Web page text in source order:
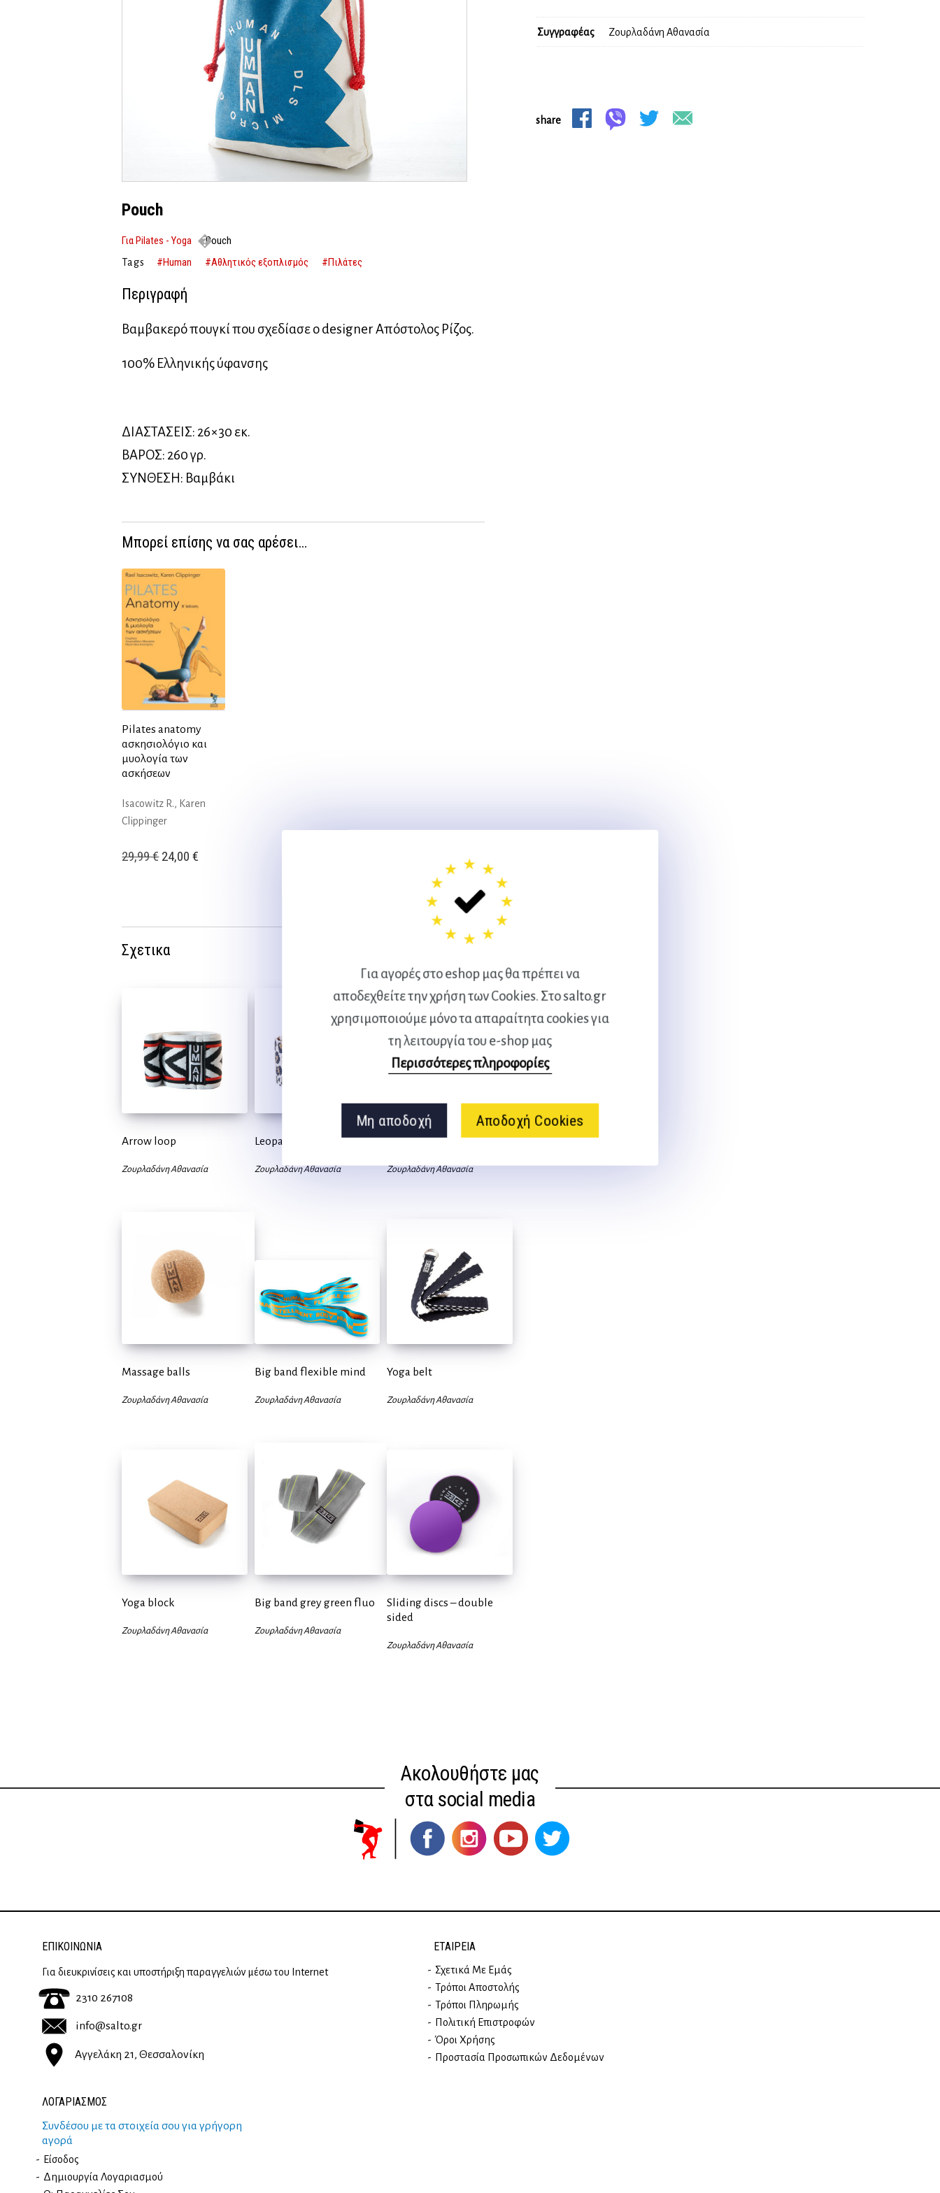
Για αγορές στο eshop μας θα πρέπει να
αποδεχθείτε την χρήση των Cookies. Στο salto.gr
χρησιμοποιούμε μόνο τα απαραίτητα cookies για
τη λειτουργία του e-shop μας
Περισσότερες πληροφορίες
Μη αποδοχή Αποδοχή Cookies
Συγγραφέας Ζουρλαδάνη Αθανασία
share
Pouch
Για Pilates - Yoga Pouch
Tags #Human #Αθλητικός εξοπλισμός #Πιλάτες
Περιγραφή
Βαμβακερό πουγκί που σχεδίασε ο designer Απόστολος Ρίζος.
100% Ελληνικής ύφανσης
ΔΙΑΣΤΑΣΕΙΣ: 26×30 εκ.
ΒΑΡΟΣ: 260 γρ.
ΣΥΝΘΕΣΗ: Bαμβάκι
Μπορεί επίσης να σας αρέσει…
Pilates anatomy
ασκησιολόγιο και
μυολογία των
ασκήσεων
Isacowitz R., Karen
Clippinger
29,99€Original
24,00€
Σχετικα
Arrow loop
Ζουρλαδάνη Αθανασία
Leopard loop
Ζουρλαδάνη Αθανασία
Yellow loop
Ζουρλαδάνη Αθανασία
Massage balls
Ζουρλαδάνη Αθανασία
Big band flexible mind
Ζουρλαδάνη Αθανασία
Yoga belt
Ζουρλαδάνη Αθανασία
Yoga block
Ζουρλαδάνη Αθανασία
Big band grey green fluo
Ζουρλαδάνη Αθανασία
Sliding discs – double
sided
Ζουρλαδάνη Αθανασία
Ακολουθήστε μας
στα social media
ΕΠΙΚΟΙΝΩΝΊΑ
Για διευκρινίσεις και υποστήριξη παραγγελιών μέσω του Internet
2310 267108
info@salto.gr
Αγγελάκη 21, Θεσσαλονίκη
ΕΤΑΙΡΕΊΑ
Σχετικά Με Εμάς
Τρόποι Αποστολής
Τρόποι Πληρωμής
Πολιτική Επιστροφών
Όροι Χρήσης
Προστασία Προσωπικών Δεδομένων
ΛΟΓΑΡΙΑΣΜΟΣ
Συνδέσου με τα στοιχεία σου για γρήγορη
αγορά
Είσοδος
Δημιουργία Λογαριασμού